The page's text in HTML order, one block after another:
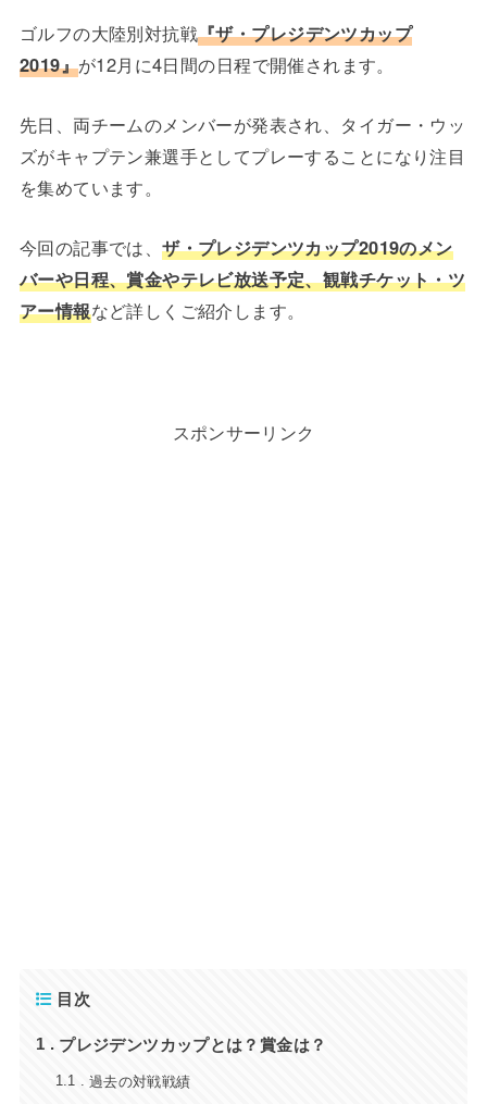
ゴルフの大陸別対抗戦『ザ・プレジデンツカップ
2019』が12月に4日間の日程で開催されます。
先日、両チームのメンバーが発表され、タイガー・ウッ
ズがキャプテン兼選手としてプレーすることになり注目
を集めています。
今回の記事では、ザ・プレジデンツカップ2019のメン
バーや日程、賞金やテレビ放送予定、観戦チケット・ツ
アー情報など詳しくご紹介します。
スポンサーリンク
目次
1 プレジデンツカップとは？賞金は？
1.1 過去の対戦戦績